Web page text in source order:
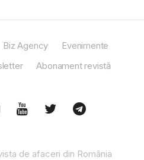
Biz Agency
Evenimente
Abonament revistă
de afaceri din România